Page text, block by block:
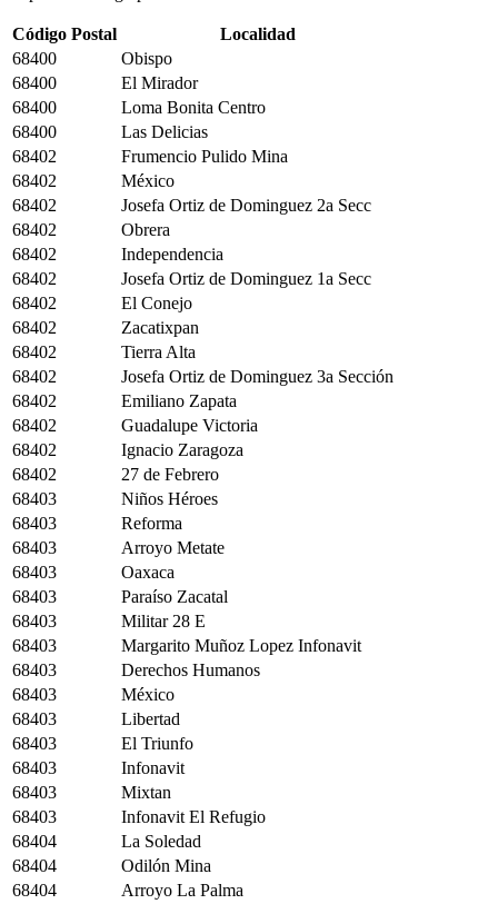
Código Postal
Localidad
68400
Obispo
68400
El Mirador
68400
Loma Bonita Centro
68400
Las Delicias
68402
Frumencio Pulido Mina
68402
México
68402
Josefa Ortiz de Dominguez 2a Secc
68402
Obrera
68402
Independencia
68402
Josefa Ortiz de Dominguez 1a Secc
68402
El Conejo
68402
Zacatixpan
68402
Tierra Alta
68402
Josefa Ortiz de Dominguez 3a Sección
68402
Emiliano Zapata
68402
Guadalupe Victoria
68402
Ignacio Zaragoza
68402
27 de Febrero
68403
Niños Héroes
68403
Reforma
68403
Arroyo Metate
68403
Oaxaca
68403
Paraíso Zacatal
68403
Militar 28 E
68403
Margarito Muñoz Lopez Infonavit
68403
Derechos Humanos
68403
México
68403
Libertad
68403
El Triunfo
68403
Infonavit
68403
Mixtan
68403
Infonavit El Refugio
68404
La Soledad
68404
Odilón Mina
68404
Arroyo La Palma